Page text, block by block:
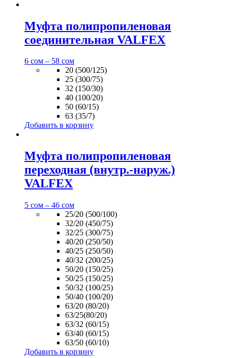
Муфта полипропиленовая
соединительная VALFEX
6 сом – 58 сом
20 (500/125)
25 (300/75)
32 (150/30)
40 (100/20)
50 (60/15)
63 (35/7)
Добавить в корзину
Муфта полипропиленовая
переходная (внутр.-наруж.)
VALFEX
5 сом – 46 сом
25/20 (500/100)
32/20 (450/75)
32/25 (300/75)
40/20 (250/50)
40/25 (250/50)
40/32 (200/25)
50/20 (150/25)
50/25 (150/25)
50/32 (100/25)
50/40 (100/20)
63/20 (80/20)
63/25(80/20)
63/32 (60/15)
63/40 (60/15)
63/50 (60/10)
Добавить в корзину